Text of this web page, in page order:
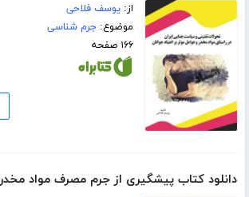
از:یوسف فلاحی
موضوع:جرم شناسی
۱۶۶ صفحه
دانلود کتاب پیشگیری از جرم مصرف مواد مخدر